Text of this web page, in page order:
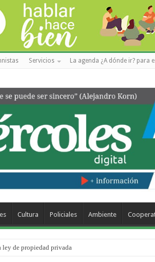
Servicios La agenda ¿A dónde ir? para
Cultura Policiales Ambiente
de propiedad privada